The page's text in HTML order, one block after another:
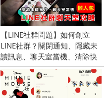
【LINE社群問題】如何創立
LINE社群？關閉通知、隱藏未
讀訊息、聊天室當機、清除快
取